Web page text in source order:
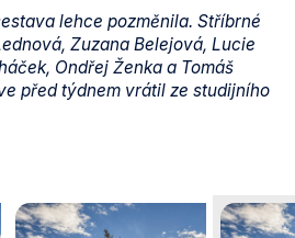
lehce pozměnila. Stříbrné
Zuzana Belejová, Lucie
Ondřej Ženka a Tomáš
před týdnem vrátil ze studijního